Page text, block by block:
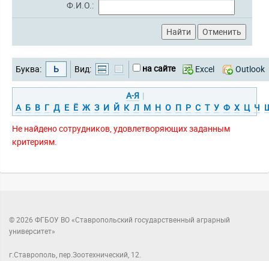
Ф.И.О.:
Буква: Ь Вид: на сайте Excel Outlook
А-Я |
А Б В Г Д Е Ё Ж З И Й К Л М Н О П Р С Т У Ф Х Ц Ч
Не найдено сотрудников, удовлетворяющих заданным
критериям.
© 2026 ФГБОУ ВО «Ставропольский государственный аграрный
университет»
г.Ставрополь, пер.Зоотехнический, 12.